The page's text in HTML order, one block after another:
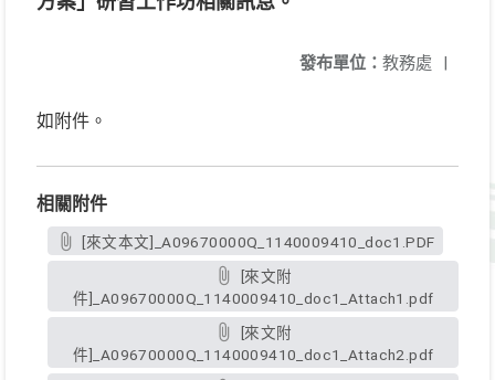
發布單位： 教務處 |
如附件。
相關附件
[來文本文]_A09670000Q_1140009410_doc1.PDF
件]_A09670000Q_1140009410_doc1_Attach1.pdf
件]_A09670000Q_1140009410_doc1_Attach2.pdf